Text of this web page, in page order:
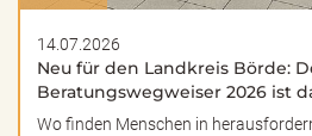
14.07.2026
Neu für den Landkreis Börde:
Beratungswegweiser 2026 ist
Wo finden Menschen in